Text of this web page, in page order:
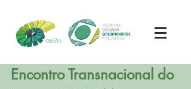
Encontro Transnacional do